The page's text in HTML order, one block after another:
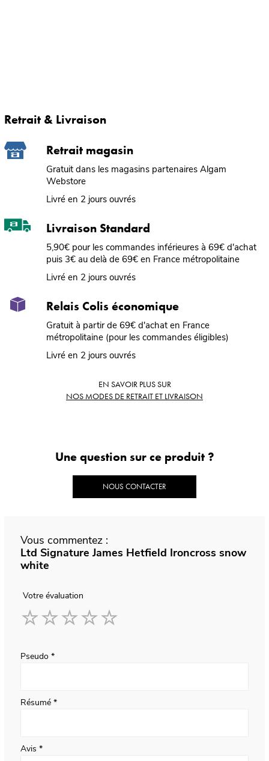
Retrait & Livraison
Retrait magasin
Gratuit dans les magasins partenaires Algam
Webstore
Livré en 2 jours ouvrés
Livraison Standard
5,90€ pour les commandes inférieures à 69€ d'achat
puis 3€ au delà de 69€ en France métropolitaine
Livré en 2 jours ouvrés
Relais Colis économique
Gratuit à partir de 69€ d'achat en France
métropolitaine (pour les commandes éligibles)
Livré en 2 jours ouvrés
EN SAVOIR PLUS SUR
NOS MODES DE RETRAIT ET LIVRAISON
Une question sur ce produit ?
NOUS CONTACTER
Vous commentez :
Ltd Signature James Hetfield Ironcross snow
white
Votre évaluation
Pseudo
Résumé
Avis